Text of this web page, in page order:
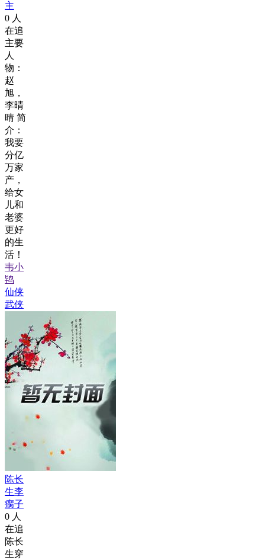
主
0 人
在追
主要
人
物：
赵
旭，
李晴
晴 简
介：
我要
分亿
万家
产，
给女
儿和
老婆
更好
的生
活！
韦小
鸨
仙侠
武侠
陈长
生李
瘸子
0 人
在追
陈长
生穿